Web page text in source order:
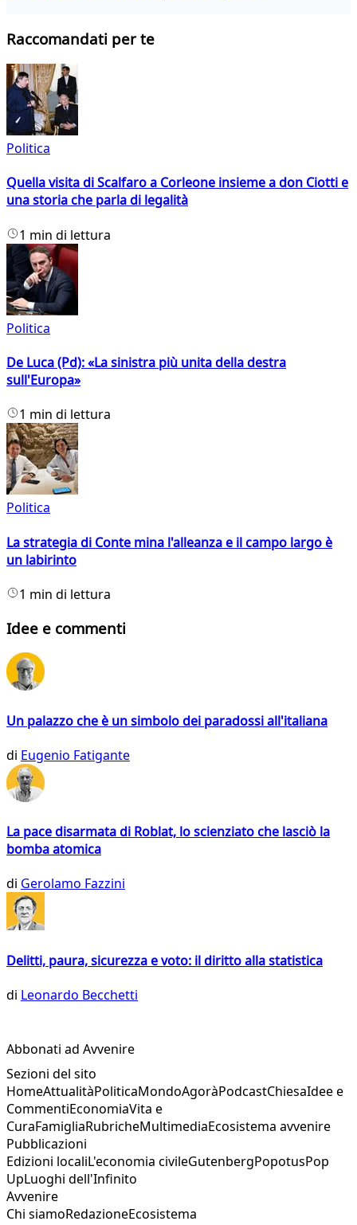
Raccomandati per te
Politica
Quella visita di Scalfaro a Corleone insieme a don Ciotti e
una storia che parla di legalità
1 min di lettura
Politica
De Luca (Pd): «La sinistra più unita della destra
sull'Europa»
1 min di lettura
Politica
La strategia di Conte mina l'alleanza e il campo largo è
un labirinto
1 min di lettura
Idee e commenti
Un palazzo che è un simbolo dei paradossi all'italiana
di Eugenio Fatigante
La pace disarmata di Roblat, lo scienziato che lasciò la
bomba atomica
di Gerolamo Fazzini
Delitti, paura, sicurezza e voto: il diritto alla statistica
di Leonardo Becchetti
Abbonati ad Avvenire
Sezioni del sito
HomeAttualitàPoliticaMondoAgoràPodcastChiesaIdee e
CommentiEconomiaVita e
CuraFamigliaRubricheMultimediaEcosistema avvenire
Pubblicazioni
Edizioni localiL'economia civileGutenbergPopotusPop
UpLuoghi dell'Infinito
Avvenire
Chi siamoRedazioneEcosistema